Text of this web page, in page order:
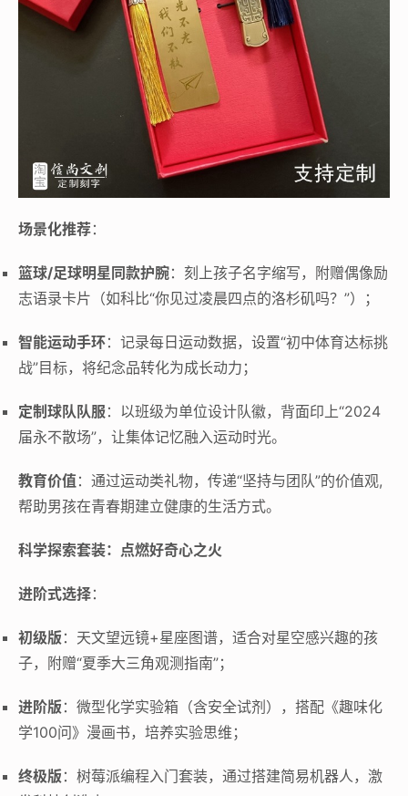
场景化推荐：
篮球/足球明星同款护腕：刻上孩子名字缩写，附赠偶像励
志语录卡片（如科比“你见过凌晨四点的洛杉矶吗？”）；
智能运动手环：记录每日运动数据，设置“初中体育达标挑
战”目标，将纪念品转化为成长动力；
定制球队队服：以班级为单位设计队徽，背面印上“2024
届永不散场”，让集体记忆融入运动时光。
教育价值 ：通过运动类礼物，传递“坚持与团队”的价值观,
帮助男孩在青春期建立健康的生活方式。
科学探索套装：点燃好奇心之火
进阶式选择：
初级版 ：天文望远镜+星座图谱，适合对星空感兴趣的孩
子，附赠“夏季大三角观测指南”；
进阶版 ：微型化学实验箱（含安全试剂），搭配《趣味化
学100问》漫画书，培养实验思维；
终极版 ：树莓派编程入门套装，通过搭建简易机器人，激